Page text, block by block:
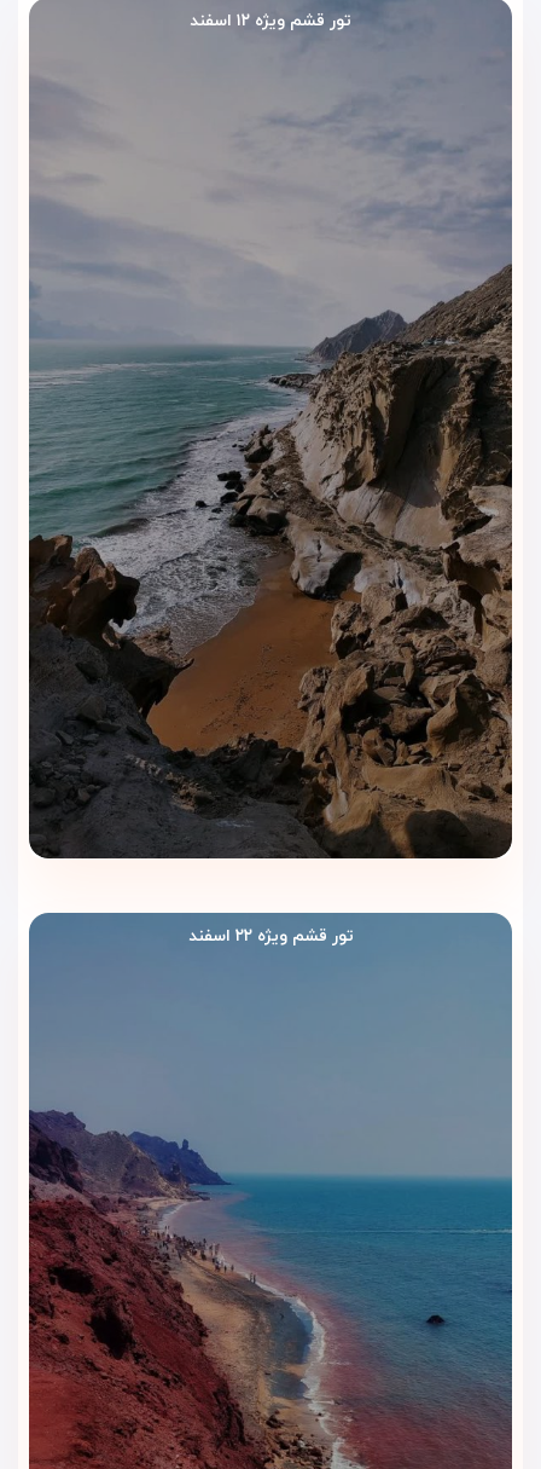
خدمات لاندری، تاکسی‌سرویس و ترانسفر فرودگاهی
ایرانی و دریایی
کافی‌شاپ دنج با سرو انواع نوشیدنی‌های سرد و گرم، میان‌وعده و
دسرهای خوش‌طعم
امکانات ورزشی و تفریحی
سالن بدنسازی مجهز (رایگان برای مهمانان هتل)
سالن بیلیارد و فوتبال‌دستی برای علاقه‌مندان به بازی‌های رومیزی
خدمات ماساژ حرفه‌ای (با هزینه جداگانه) برای تجربه آرامش پس از
گشت‌وگذار در جزیره
امکانات ویژه برای سفرهای کاری
سالن کنفرانس و همایش مجهز به سیستم صوتی و تصویری مدرن
اینترنت پرسرعت و فضای مناسب برای برگزاری جلسات کاری
رستوران و کافی‌شاپ هتل آتامان
قشم | طعم غذاهای اصیل ایرانی در
فضایی دلنشین
رستوران هتل آتامان قشم با طراحی مدرن و فضایی آرام، یکی از
بخش‌های محبوب این مجموعه است. در این رستوران می‌توانید هر
روز صبح با یک صبحانه کامل شامل انواع نان تازه، خوراک‌های گرم،
نوشیدنی‌های سرد و گرم و خوراکی‌های محلی روزتان را شروع کنید.
برای وعده‌های ناهار و شام نیز انواع غذاهای ایرانی، دریایی و
تور قشم ویژه ۱۲ اسفند
تور قشم ویژه ۲۲ اسفند